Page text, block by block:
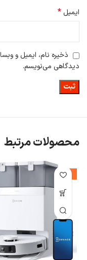
ایمیل *
ذخیره نام، ایمیل و
دیدگاهی می‌نویسم.
محصولات مرتبط
-4%